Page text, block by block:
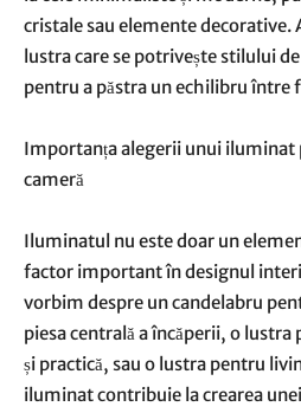
cristale sau elemente decorative.
lustra care se potrivește stilului
pentru a păstra un echilibru între
Importanța alegerii unui
cameră
Iluminatul nu este doar un
factor important în designul
vorbim despre un candelabru
piesa centrală a încăperii, o
și practică, sau o lustra pentru
iluminat contribuie la crearea